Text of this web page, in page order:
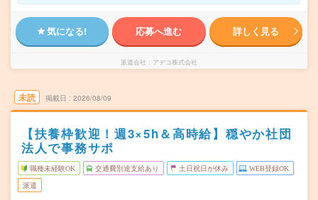
気になる! 応募へ進む 詳しく見る
派遣会社 アデコ株式会社
未読 掲載日 2026/08/09
【扶養枠歓迎！週3×5h＆高時給】穏やか社団
法人で事務サポ
職種未経験OK 交通費別途支給あり 土日祝日が休み WEB登録OK
派遣